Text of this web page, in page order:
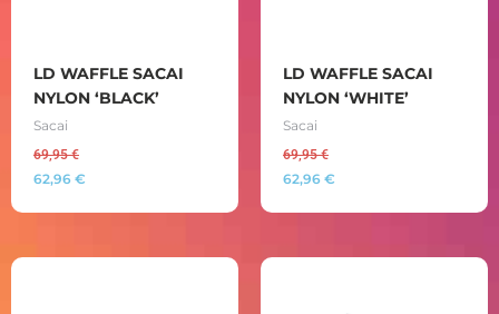
LD WAFFLE SACAI
NYLON ‘BLACK’
Sacai
69,95€
62,96 €
LD WAFFLE SACAI
NYLON ‘WHITE’
Sacai
69,95€
62,96 €